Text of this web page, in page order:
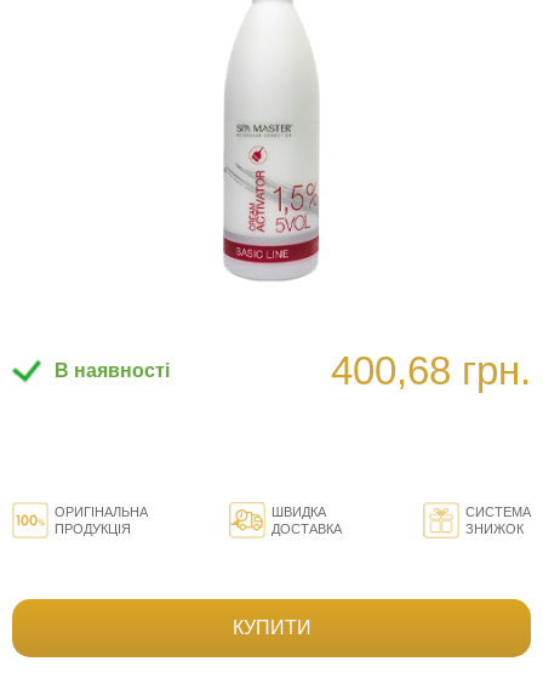
В наявності 400,68 грн.
ОРИГІНАЛЬНА
ПРОДУКЦІЯ
ШВИДКА
ДОСТАВКА
СИСТЕМА
ЗНИЖОК
КУПИТИ